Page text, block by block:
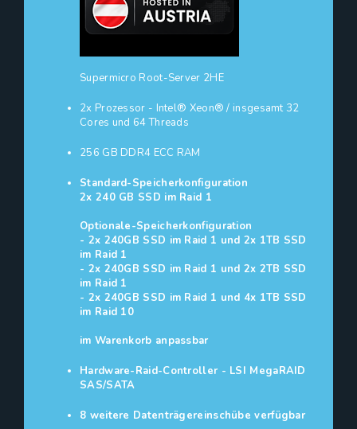
Supermicro Root-Server 2HE
2x Prozessor - Intel® Xeon® / insgesamt 32
Cores und 64 Threads
256 GB DDR4 ECC RAM
Standard-Speicherkonfiguration
2x 240 GB SSD im Raid 1
Optionale-Speicherkonfiguration
- 2x 240GB SSD im Raid 1 und 2x 1TB SSD
im Raid 1
- 2x 240GB SSD im Raid 1 und 2x 2TB SSD
im Raid 1
- 2x 240GB SSD im Raid 1 und 4x 1TB SSD
im Raid 10
im Warenkorb anpassbar
Hardware-Raid-Controller - LSI MegaRAID
SAS/SATA
8 weitere Datenträgereinschübe verfügbar